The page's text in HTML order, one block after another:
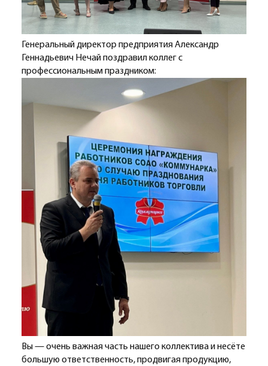
Генеральный директор предприятия Александр
Геннадьевич Нечай поздравил коллег с
профессиональным праздником:
Вы — очень важная часть нашего коллектива и несёте
большую ответственность, продвигая продукцию,